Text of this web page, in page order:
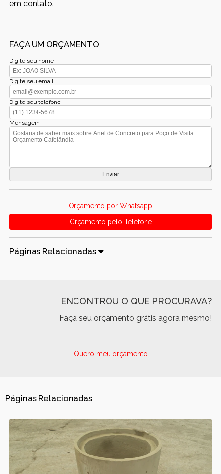
em contato.
FAÇA UM ORÇAMENTO
Digite seu nome
Digite seu email
Digite seu telefone
Mensagem
Orçamento por Whatsapp
Orçamento pelo Telefone
Páginas Relacionadas
ENCONTROU O QUE PROCURAVA?
Faça seu orçamento grátis agora mesmo!
Quero meu orçamento
Páginas Relacionadas